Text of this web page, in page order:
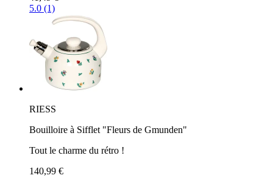
5.0 (1)
RIESS
Bouilloire à Sifflet "Fleurs de Gmunden"
Tout le charme du rétro !
140,99 €